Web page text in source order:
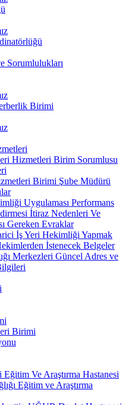
Sorumlulukları
Birimi
Hizmetleri Birim Sorumlusu
Birimi Şube Müdürü
Uygulaması Performans
İtiraz Nedenleri Ve
Gereken Evraklar
İş Yeri Hekimliği Yapmak
İstenecek Belgeler
Merkezleri Güncel Adres ve
Birimi
Ve Araştırma Hastanesi
Eğitim ve Araştırma